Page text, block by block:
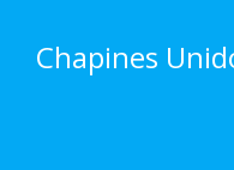
Chapines